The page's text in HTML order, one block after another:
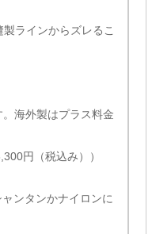
ラインからズレるこ
。海外製はプラス料金
円（税込み））
ンタンかナイロンに